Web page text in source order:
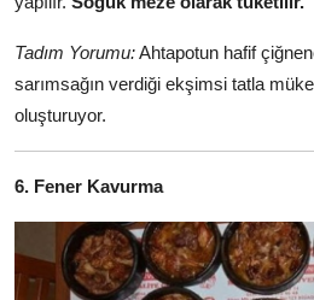
Tadım Yorumu:Ahtapotun hafif
sarımsağın verdiği ekşimsi tatla
oluşturuyor.
6. Fener Kavurma